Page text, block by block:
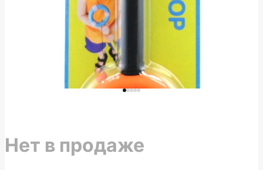
Нет в продаже